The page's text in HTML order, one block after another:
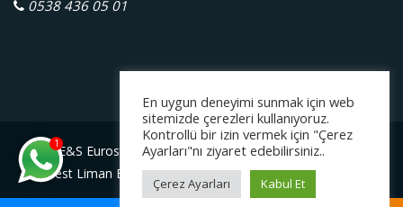
0538 436 05 01
E&S Eurostar Yurtdışı Eğitim Danışmanlığı Ltd. Şti.
Serbest Liman Bölge Müdürlüğü Gazimagosa / Kuzey Kıbrıs
1
En uygun deneyimi sunmak için web
sitemizde çerezleri kullanıyoruz.
Kontrollü bir izin vermek için "Çerez
Ayarları"nı ziyaret edebilirsiniz..
Çerez Ayarları Kabul Et